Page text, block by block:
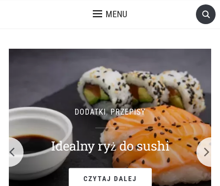
MENU
DODATKI,PRZEPISY
Idealny ryż do sushi
CZYTAJ DALEJ